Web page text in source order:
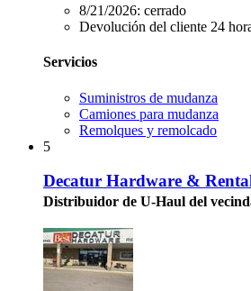
8/21/2026: cerrado
Devolución del cliente 24
Servicios
Suministros de mudanza
Camiones para mudanza
Remolques y remolcado
5
Decatur Hardware &
Distribuidor de U-Haul del